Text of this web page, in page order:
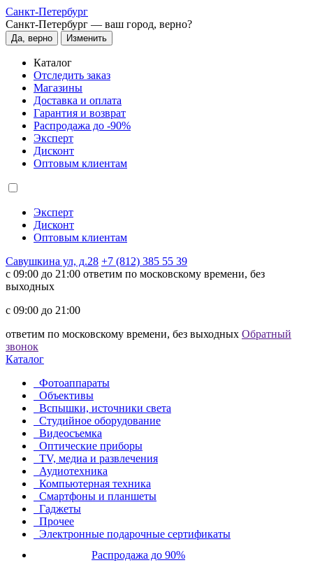
Санкт-Петербург
Санкт-Петербург — ваш город, верно?
Да, верно Изменить
Каталог
Отследить заказ
Магазины
Доставка и оплата
Гарантия и возврат
Распродажа до -90%
Эксперт
Дисконт
Оптовым клиентам
Эксперт
Дисконт
Оптовым клиентам
Савушкина ул, д.28 +7 (812) 385 55 39
c 09:00 до 21:00 ответим по московскому времени, без
выходных
c 09:00 до 21:00
ответим по московскому времени, без выходных Обратный
звонок
Каталог
Фотоаппараты
Объективы
Вспышки, источники света
Студийное оборудование
Видеосъемка
Оптические приборы
TV, медиа и развлечения
Аудиотехника
Компьютерная техника
Смартфоны и планшеты
Гаджеты
Прочее
Электронные подарочные сертификаты
Распродажа до 90%